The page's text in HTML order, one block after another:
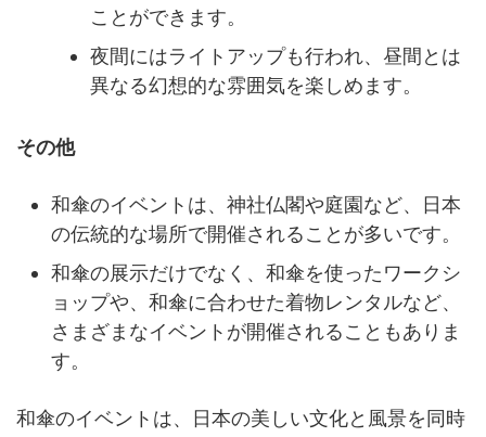
ことができます。
夜間にはライトアップも行われ、昼間とは
異なる幻想的な雰囲気を楽しめます。
その他
和傘のイベントは、神社仏閣や庭園など、日本
の伝統的な場所で開催されることが多いです。
和傘の展示だけでなく、和傘を使ったワークシ
ョップや、和傘に合わせた着物レンタルなど、
さまざまなイベントが開催されることもありま
す。
和傘のイベントは、日本の美しい文化と風景を同時